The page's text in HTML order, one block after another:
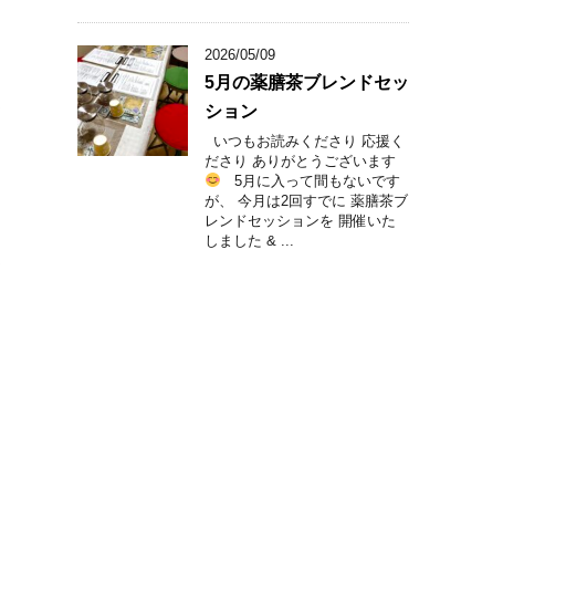
2026/05/09
5月の薬膳茶ブレンドセッ
ション
いつもお読みくださり 応援く
ださり ありがとうございます
5月に入って間もないです
が、 今月は2回すでに 薬膳茶ブ
レンドセッションを 開催いた
しました & ...